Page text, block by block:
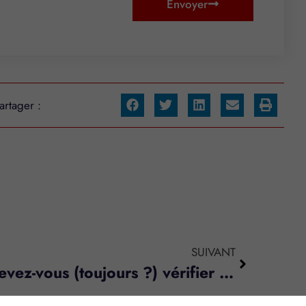
Personnalisez vos préférences pour
Envoyer
:
SUIVANT
Agent immobilier : devez-vous (toujours ?) vérifier la solvabilité des candidats à la location ?